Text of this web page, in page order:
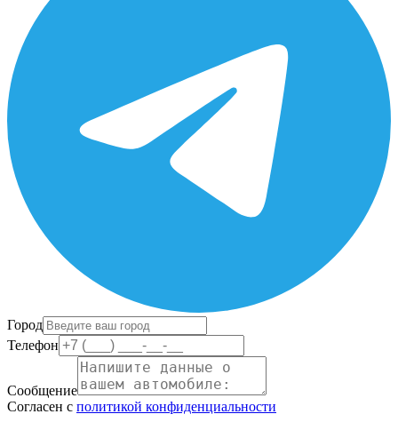
Город
Телефон
Сообщение
Согласен с политикой конфиденциальности